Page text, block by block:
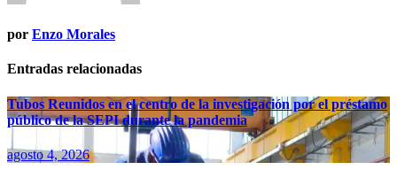
por Enzo Morales
Entradas relacionadas
Tubos Reunidos en el centro de la investigación por el préstamo
público de la SEPI durante la pandemia
agosto 4, 2026